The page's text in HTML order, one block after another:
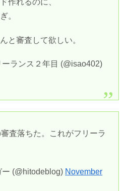
作れるのに、
。
と審査して欲しい。
ランス２年目 (@isao402)
査落ちた。これがフリーラ
(@hitodeblog) November